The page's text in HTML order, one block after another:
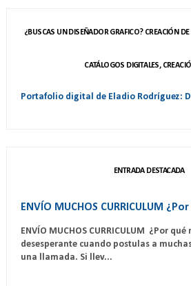
¿BUSCAS UN DISEÑADOR GRAFICO? CREACIÓN DE
CATÁLOGOS DIGITALES,
Portafolio digital de Eladio Rodríguez:
ENTRADA DESTACADA
ENVÍO MUCHOS CURRICULUM
ENVÍO MUCHOS CURRICULUM ¿Por
desesperante cuando postulas a
una llamada. Si llev...